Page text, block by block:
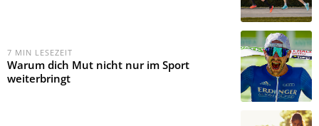
7 MIN LESEZEIT
Warum dich Mut nicht nur im Sport
weiterbringt